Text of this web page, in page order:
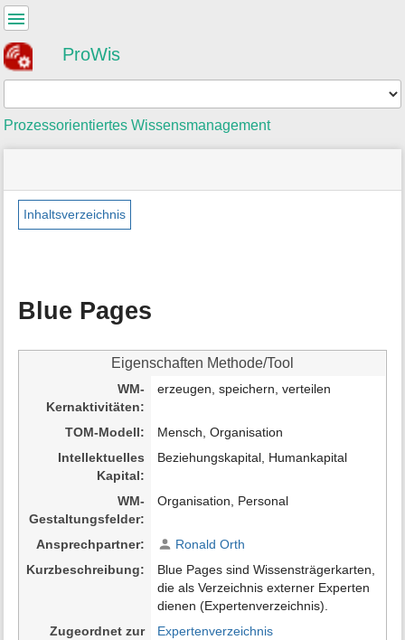
ProWis
Prozessorientiertes Wissensmanagement
befinden
sich
hier:
»
methoden
»
Seiten-
Werkzeuge
Inhaltsverzeichnis
Blue Pages
Eigenschaften Methode/Tool
WM-
Kernaktivitäten
erzeugen, speichern, verteilen
TOM-Modell
Mensch, Organisation
Intellektuelles
Kapital
Beziehungskapital, Humankapital
WM-
Gestaltungsfelder
Organisation, Personal
Ansprechpartner
Ronald Orth
Kurzbeschreibung
Blue Pages sind Wissensträgerkarten,
die als Verzeichnis externer Experten
dienen (Expertenverzeichnis).
Zugeordnet zur
Expertenverzeichnis